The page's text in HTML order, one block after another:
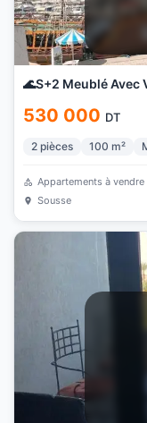
🌊S+2 Meublé Avec
530 000 DT
2 pièces 100 m²
Appartements à vendre
Sousse